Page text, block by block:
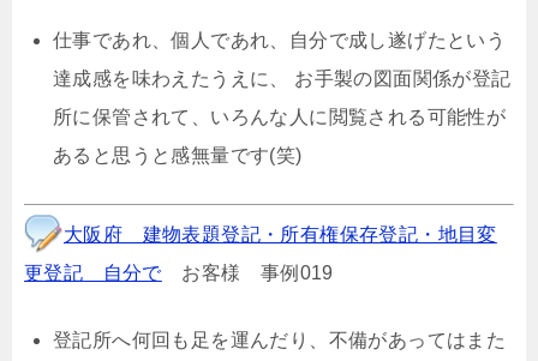
仕事であれ、個人であれ、自分で成し遂げたという
達成感を味わえたうえに、 お手製の図面関係が登記
所に保管されて、いろんな人に閲覧される可能性が
あると思うと感無量です(笑)
大阪府 建物表題登記・所有権保存登記・地目変
更登記 自分でお客様 事例019
登記所へ何回も足を運んだり、不備があってはまた